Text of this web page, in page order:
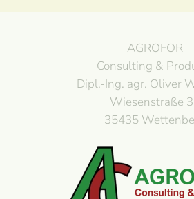
AGROFOR
Consulting &
Dipl.-Ing. agr. Oliver
Wiesenstraße
35435